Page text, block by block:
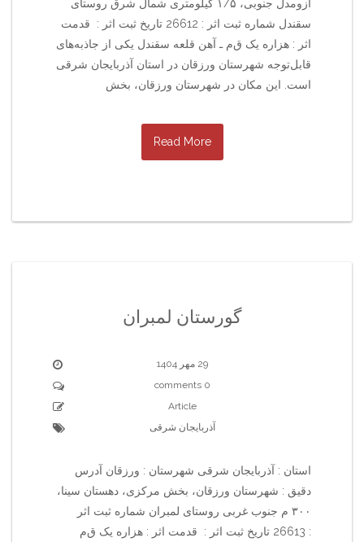
ازومدل جنوبی، ۱/۵ کیلومتری شمال شرق روستای
سقندل شماره ثبت اثر : 26612 تاریخ ثبت اثر : قدمت
اثر : هزاره یک ق‌م‌ ـ آهن قلعه سقندل یکی از جاذبه‌های
قابل‌توجه شهرستان ورزقان در استان آذربایجان شرقی
است. این مکان در شهرستان ورزقان، بخش
Read More
گورستان لمبران
29 مهر 1404
0 comments
Article
آذربایجان شرقی
استان : آذربایجان شرقی شهرستان : ورزقان آدرس
دقیق : شهرستان ورزقان، بخش مرکزی، دهستان سینا،
۳۰۰ م جنوب غربی روستای لمبران شماره ثبت اثر
: 26613 تاریخ ثبت اثر : قدمت اثر : هزاره یک ق‌م‌